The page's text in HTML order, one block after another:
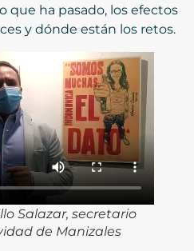
que ha pasado, los efectos
y dónde están los retos.
Salazar, secretario
de Manizales